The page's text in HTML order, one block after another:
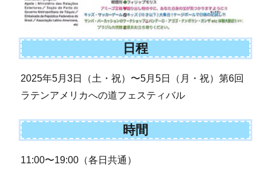
日程
2025年5月3日（土・祝）〜5月5日（月・祝）第6回
ラテンアメリカへの道フェスティバル
時間
11:00〜19:00（各日共通）